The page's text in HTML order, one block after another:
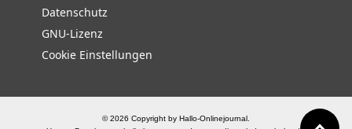
Datenschutz
GNU-Lizenz
Cookie Einstellungen
© 2026 Copyright by Hallo-Onlinejournal.